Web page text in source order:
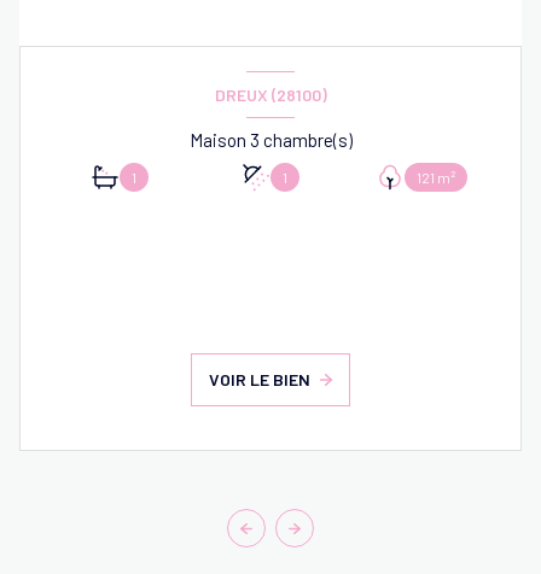
DREUX (28100)
Maison 3 chambre(s)
1 1 121 m²
VOIR LE BIEN